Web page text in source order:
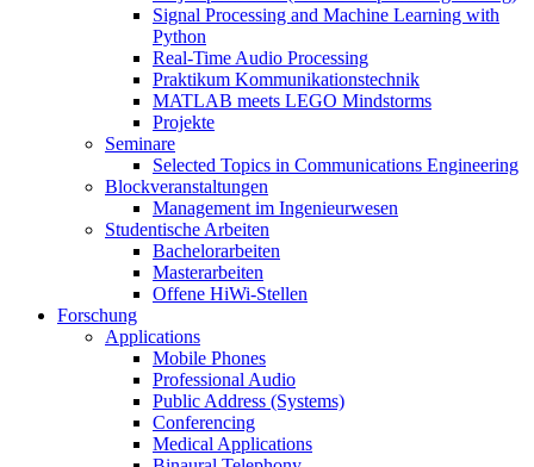
Signal Processing and Machine Learning with
Python
Real-Time Audio Processing
Praktikum Kommunikationstechnik
MATLAB meets LEGO Mindstorms
Projekte
Seminare
Selected Topics in Communications Engineering
Blockveranstaltungen
Management im Ingenieurwesen
Studentische Arbeiten
Bachelorarbeiten
Masterarbeiten
Offene HiWi-Stellen
Forschung
Applications
Mobile Phones
Professional Audio
Public Address (Systems)
Conferencing
Medical Applications